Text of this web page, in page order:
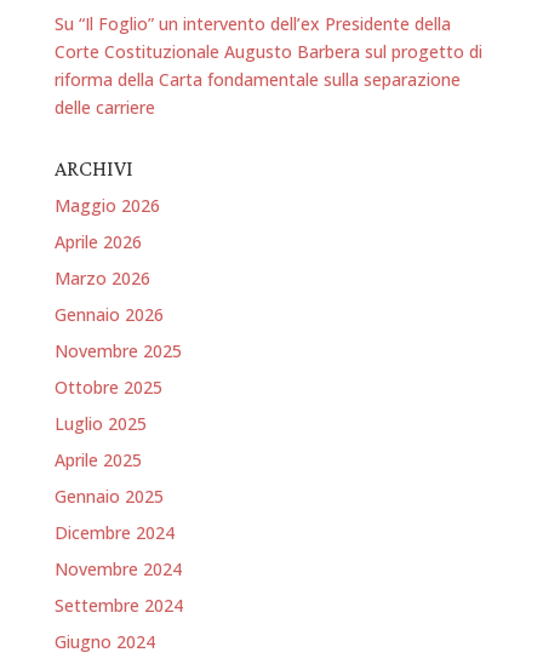
Su “Il Foglio” un intervento dell’ex Presidente della
Corte Costituzionale Augusto Barbera sul progetto di
riforma della Carta fondamentale sulla separazione
delle carriere
ARCHIVI
Maggio 2026
Aprile 2026
Marzo 2026
Gennaio 2026
Novembre 2025
Ottobre 2025
Luglio 2025
Aprile 2025
Gennaio 2025
Dicembre 2024
Novembre 2024
Settembre 2024
Giugno 2024